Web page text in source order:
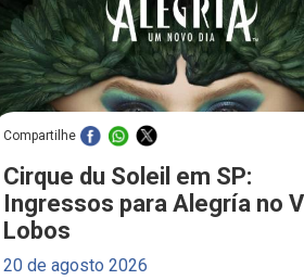
Compartilhe
Cirque du Soleil em SP:
Ingressos para Alegría no
Lobos
20 de agosto 2026